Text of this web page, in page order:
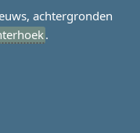
achtergronden
.